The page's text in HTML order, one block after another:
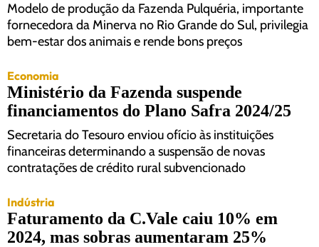
Modelo de produção da Fazenda Pulquéria, importante
fornecedora da Minerva no Rio Grande do Sul, privilegia
bem-estar dos animais e rende bons preços
Economia
Ministério da Fazenda suspende
financiamentos do Plano Safra 2024/25
Secretaria do Tesouro enviou ofício às instituições
financeiras determinando a suspensão de novas
contratações de crédito rural subvencionado
Indústria
Faturamento da C.Vale caiu 10% em
2024, mas sobras aumentaram 25%